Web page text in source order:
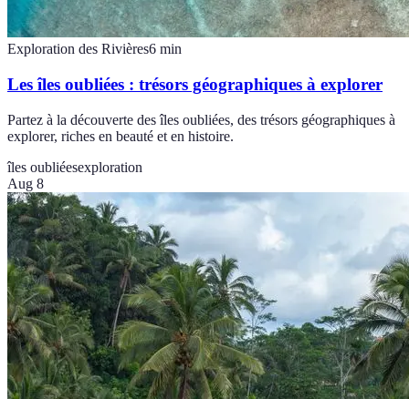
Exploration des Rivières6 min
Les îles oubliées : trésors géographiques à explorer
Partez à la découverte des îles oubliées, des trésors géographiques à
explorer, riches en beauté et en histoire.
îles oubliéesexploration
Aug 8